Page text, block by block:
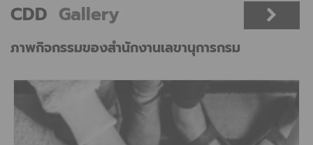
CDD Gallery
ภาพกิจกรรมของสำนักงานเลขานุการกรม